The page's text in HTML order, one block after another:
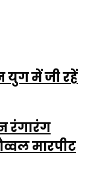
युग में जी रहें
रंगारंग
मारपीट